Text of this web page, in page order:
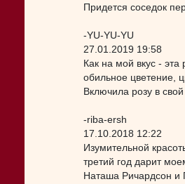
Придется соседок
-YU-YU-YU
27.01.2019 19:58
Как на мой вкус - эта
обильное цветение,
Включила розу в
-riba-ersh
17.10.2018 12:22
Изумительной
третий год дарит
Наташа Ричардсон и